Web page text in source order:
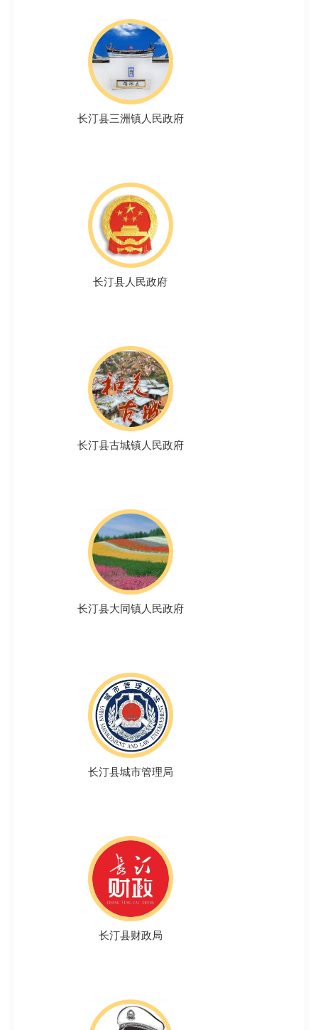
长汀县三洲镇人民政府
长汀县人民政府
长汀县古城镇人民政府
长汀县大同镇人民政府
长汀县城市管理局
长汀县财政局